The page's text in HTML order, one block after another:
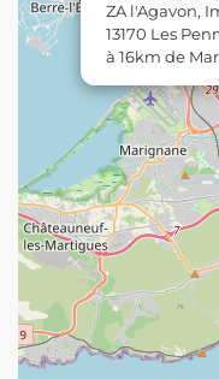
ZA l'Agavon,
13170 Les
à 16km de